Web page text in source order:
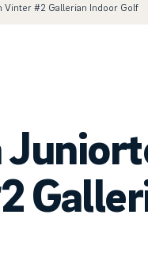
Vinter #2 Gallerian Indoor Golf